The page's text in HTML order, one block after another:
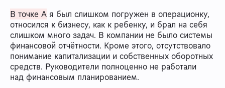
В точке А я был слишком погружен в операционку,
относился к бизнесу, как к ребенку, и брал на себя
слишком много задач. В компании не было системы
финансовой отчётности. Кроме этого, отсутствовало
понимание капитализации и собственных оборотных
средств. Руководители полноценно не работали
над финансовым планированием.